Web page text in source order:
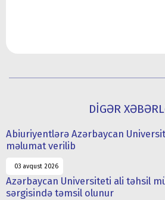
DİGƏR
Abiuriyentlərə Azərbaycan
məlumat verilib
03 avqust 2026
Azərbaycan Universiteti ali təhsil
sərgisində təmsil olunur